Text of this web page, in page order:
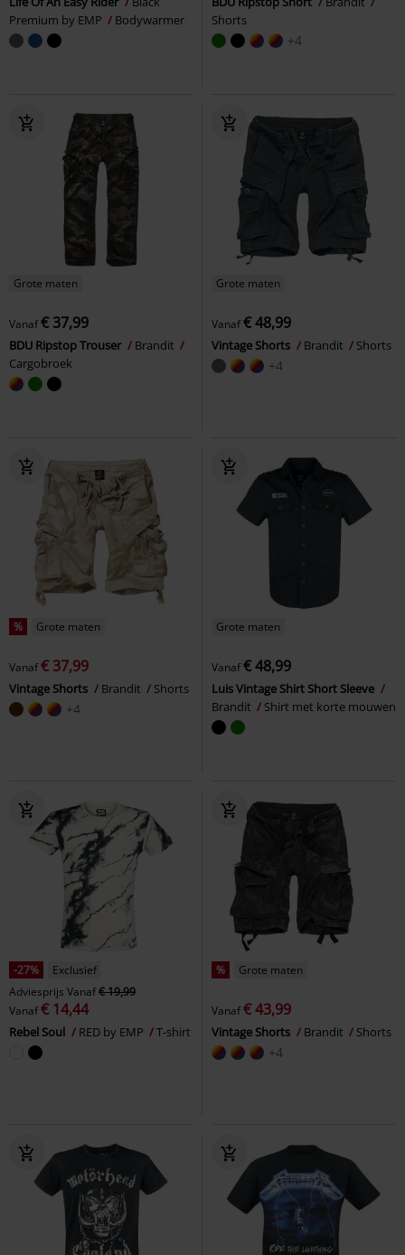
Premium by EMP
Bodywarmer
Shorts
+4
Grote maten
Vanaf€ 37,99
BDU Ripstop Trouser
Brandit
Cargobroek
Grote maten
Vanaf€ 48,99
Vintage Shorts Brandit Shorts
+4
% Grote maten
Vanaf€ 37,99
Vintage Shorts Brandit Shorts
+4
Grote maten
Vanaf€ 48,99
Luis Vintage Shirt Short Sleeve
Brandit
Shirt met korte mouwen
-27%
Exclusief
Adviesprijs Vanaf€ 19,99
Vanaf€ 14,44
Rebel Soul RED by EMP T-shirt
% Grote maten
Vanaf€ 43,99
Vintage Shorts Brandit Shorts
+4